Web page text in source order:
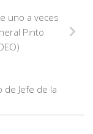
uno a veces
Pinto
de Jefe de la